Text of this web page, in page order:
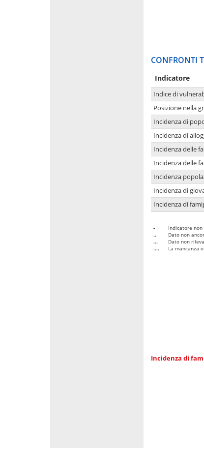
CONFRONTI
Indicatore
Indice di
Posizione nella
Incidenza di
Incidenza di
Incidenza delle
Incidenza delle
Incidenza
Incidenza di
Incidenza di
-
Indicatore
..
Dato non
...
Dato non
....
La mancanza
Incidenza di